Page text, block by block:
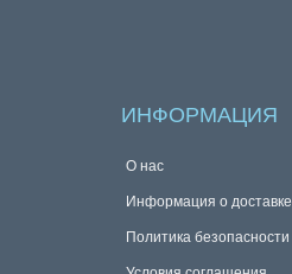
ИНФОРМАЦИЯ
О нас
Информация о доставке
Политика безопасности